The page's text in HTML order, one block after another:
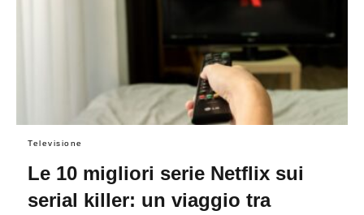
Televisione
Le 10 migliori serie Netflix sui
serial killer: un viaggio tra